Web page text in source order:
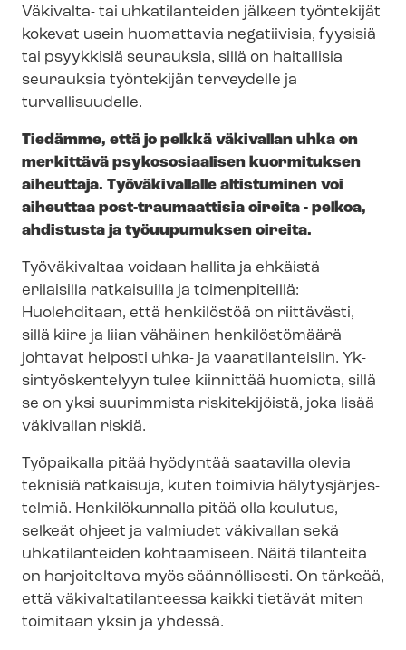
Väkivalta- tai uhkatilanteiden jälkeen työntekijät
kokevat usein huomattavia negatiivisia, fyysisiä
tai psyykkisiä seurauksia, sillä on haitallisia
seurauksia työntekijän terveydelle ja
turvallisuudelle.
Tiedämme, että jo pelkkä väkivallan uhka on
merkittävä psykososiaalisen kuormituksen
aiheuttaja. Työväkivallalle altistuminen voi
aiheuttaa post-​traumaattisia oireita - pelkoa,
ahdistusta ja työuupumuksen oireita.
Työväkivaltaa voidaan hallita ja ehkäistä
erilaisilla ratkaisuilla ja toimenpiteillä:
Huolehditaan, että henkilöstöä on riittävästi,
sillä kiire ja liian vähäinen henkilöstömäärä
johtavat helposti uhka- ja vaaratilanteisiin. Yk­
sin­työs­ken­te­lyyn tulee kiinnittää huomiota, sillä
se on yksi suurimmista riskitekijöistä, joka lisää
väkivallan riskiä.
Työpaikalla pitää hyödyntää saatavilla olevia
teknisiä ratkaisuja, kuten toimivia hä­ly­tys­jär­jes­
tel­miä. Henkilökunnalla pitää olla koulutus,
selkeät ohjeet ja valmiudet väkivallan sekä
uhkatilanteiden kohtaamiseen. Näitä tilanteita
on harjoiteltava myös säännöllisesti. On tärkeää,
että vä­ki­val­ta­ti­lan­tees­sa kaikki tietävät miten
toimitaan yksin ja yhdessä.